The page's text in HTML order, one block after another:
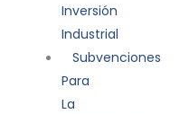
Inversión
Industrial
Subvenciones
Para
La